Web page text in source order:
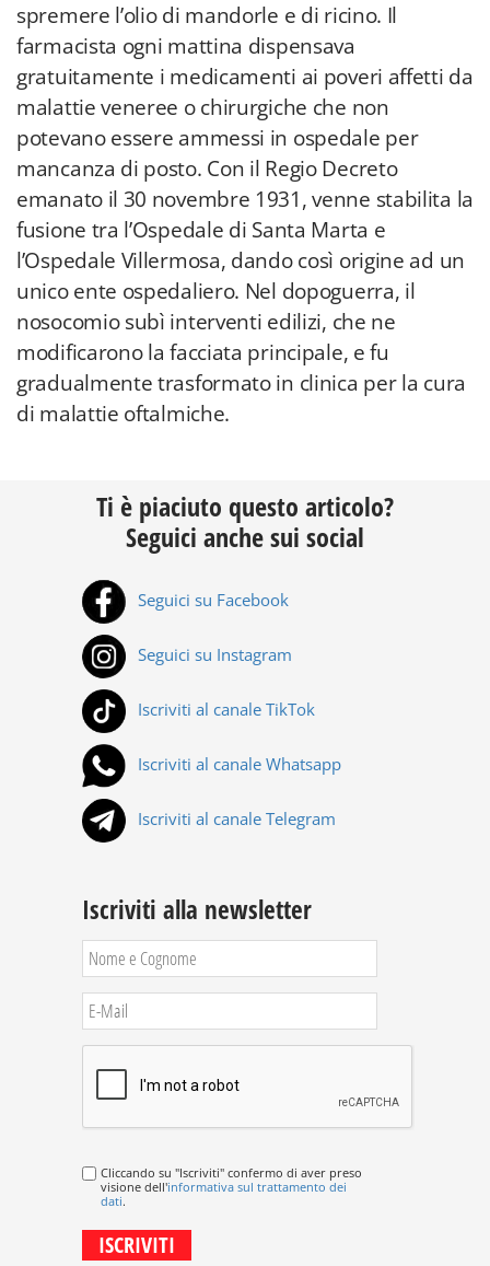
spremere l’olio di mandorle e di ricino. Il
farmacista ogni mattina dispensava
gratuitamente i medicamenti ai poveri affetti da
malattie veneree o chirurgiche che non
potevano essere ammessi in ospedale per
mancanza di posto. Con il Regio Decreto
emanato il 30 novembre 1931, venne stabilita la
fusione tra l’Ospedale di Santa Marta e
l’Ospedale Villermosa, dando così origine ad un
unico ente ospedaliero. Nel dopoguerra, il
nosocomio subì interventi edilizi, che ne
modificarono la facciata principale, e fu
gradualmente trasformato in clinica per la cura
di malattie oftalmiche.
Ti è piaciuto questo articolo?
Seguici anche sui social
Seguici su Facebook
Seguici su Instagram
Iscriviti al canale TikTok
Iscriviti al canale Whatsapp
Iscriviti al canale Telegram
Iscriviti alla newsletter
Cliccando su "Iscriviti" confermo di aver preso
visione dell'informativa sul trattamento dei
dati.